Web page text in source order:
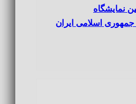
هفتمین نمایشگاه
جمهوری اسلامی ایران